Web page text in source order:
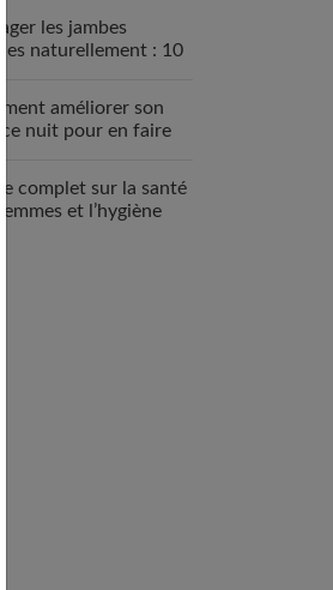
les jambes
naturellement : 10
améliorer son
nuit pour en faire
complet sur la santé
femmes et l’hygiène